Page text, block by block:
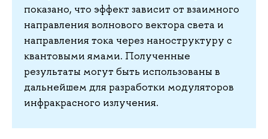
показано, что эффект зависит от взаимного
направления волнового вектора света и
направления тока через наноструктуру с
квантовыми ямами. Полученные
результаты могут быть использованы в
дальнейшем для разработки модуляторов
инфракрасного излучения.